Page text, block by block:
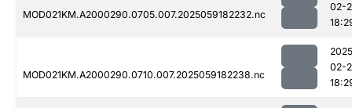
MOD021KM.A2000290.0705.007.2025059182232.nc
02-
MOD021KM.A2000290.0710.007.2025059182238.nc
02-